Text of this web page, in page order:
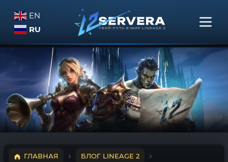
EN
RU
ГЛАВНАЯ
БЛОГ LINEAGE 2